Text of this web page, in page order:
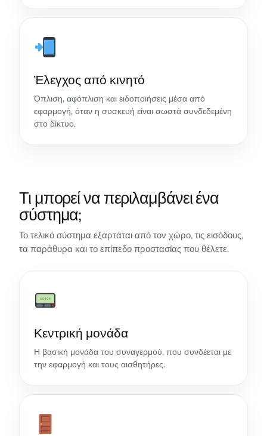
Έλεγχος από κινητό
Όπλιση, αφόπλιση και ειδοποιήσεις μέσα από
εφαρμογή, όταν η συσκευή είναι σωστά συνδεδεμένη
στο δίκτυο.
Τι μπορεί να περιλαμβάνει ένα
σύστημα;
Το τελικό σύστημα εξαρτάται από τον χώρο, τις εισόδους,
τα παράθυρα και το επίπεδο προστασίας που θέλετε.
Κεντρική μονάδα
Η βασική μονάδα του συναγερμού, που συνδέεται με
την εφαρμογή και τους αισθητήρες.